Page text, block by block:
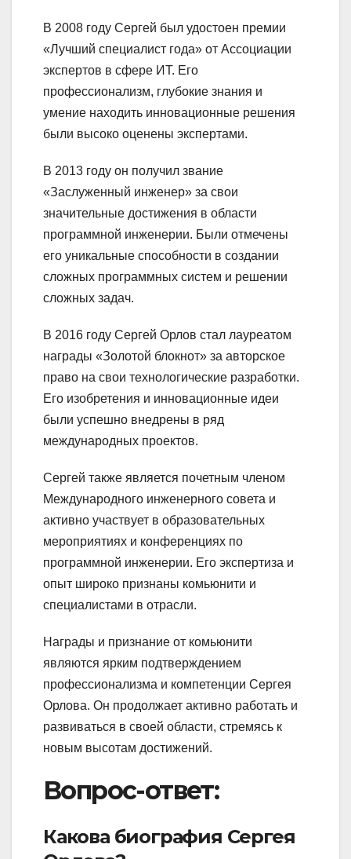
В 2008 году Сергей был удостоен премии
«Лучший специалист года» от Ассоциации
экспертов в сфере ИТ. Его
профессионализм, глубокие знания и
умение находить инновационные решения
были высоко оценены экспертами.
В 2013 году он получил звание
«Заслуженный инженер» за свои
значительные достижения в области
программной инженерии. Были отмечены
его уникальные способности в создании
сложных программных систем и решении
сложных задач.
В 2016 году Сергей Орлов стал лауреатом
награды «Золотой блокнот» за авторское
право на свои технологические разработки.
Его изобретения и инновационные идеи
были успешно внедрены в ряд
международных проектов.
Сергей также является почетным членом
Международного инженерного совета и
активно участвует в образовательных
мероприятиях и конференциях по
программной инженерии. Его экспертиза и
опыт широко признаны комьюнити и
специалистами в отрасли.
Награды и признание от комьюнити
являются ярким подтверждением
профессионализма и компетенции Сергея
Орлова. Он продолжает активно работать и
развиваться в своей области, стремясь к
новым высотам достижений.
Вопрос-ответ:
Какова биография Сергея